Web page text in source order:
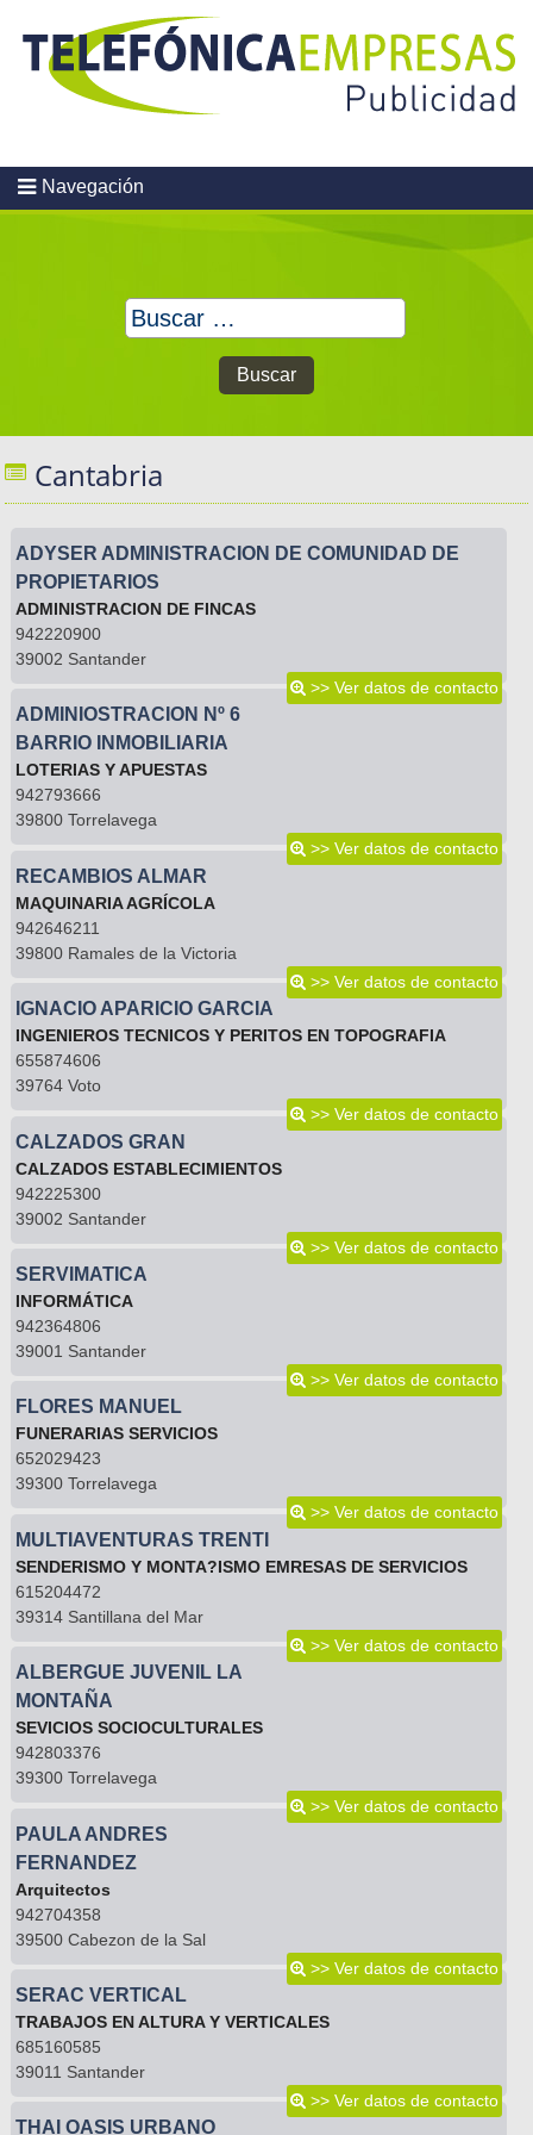
content
Navegación
Buscar:
Cantabria
ADYSER ADMINISTRACION DE COMUNIDAD DE
PROPIETARIOS
ADMINISTRACION DE FINCAS
942220900
39002 Santander
>> Ver datos de contacto
ADMINIOSTRACION Nº 6
BARRIO INMOBILIARIA
LOTERIAS Y APUESTAS
942793666
39800 Torrelavega
>> Ver datos de contacto
RECAMBIOS ALMAR
MAQUINARIA AGRÍCOLA
942646211
39800 Ramales de la Victoria
>> Ver datos de contacto
IGNACIO APARICIO GARCIA
INGENIEROS TECNICOS Y PERITOS EN TOPOGRAFIA
655874606
39764 Voto
>> Ver datos de contacto
CALZADOS GRAN
CALZADOS ESTABLECIMIENTOS
942225300
39002 Santander
>> Ver datos de contacto
SERVIMATICA
INFORMÁTICA
942364806
39001 Santander
>> Ver datos de contacto
FLORES MANUEL
FUNERARIAS SERVICIOS
652029423
39300 Torrelavega
>> Ver datos de contacto
MULTIAVENTURAS TRENTI
SENDERISMO Y MONTA?ISMO EMRESAS DE SERVICIOS
615204472
39314 Santillana del Mar
>> Ver datos de contacto
ALBERGUE JUVENIL LA
MONTAÑA
SEVICIOS SOCIOCULTURALES
942803376
39300 Torrelavega
>> Ver datos de contacto
PAULA ANDRES
FERNANDEZ
Arquitectos
942704358
39500 Cabezon de la Sal
>> Ver datos de contacto
SERAC VERTICAL
TRABAJOS EN ALTURA Y VERTICALES
685160585
39011 Santander
>> Ver datos de contacto
THAI OASIS URBANO